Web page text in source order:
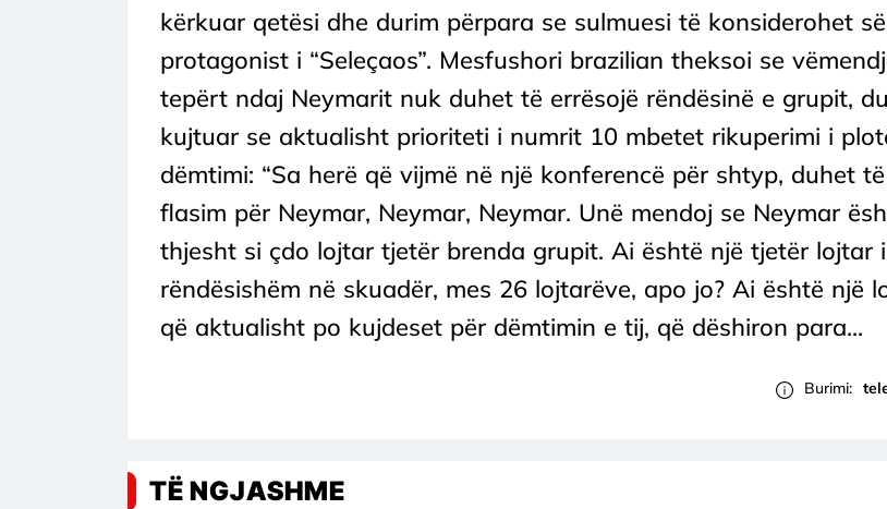
kërkuar qetësi dhe durim përpara se sulmuesi të konsiderohet
protagonist i “Seleçaos”. Mesfushori brazilian theksoi se
tepërt ndaj Neymarit nuk duhet të errësojë rëndësinë e grupit,
kujtuar se aktualisht prioriteti i numrit 10 mbetet rikuperimi i
dëmtimi: “Sa herë që vijmë në një konferencë për shtyp, duhet të
flasim për Neymar, Neymar, Neymar. Unë mendoj se Neymar
thjesht si çdo lojtar tjetër brenda grupit. Ai është një tjetër lojtar i
rëndësishëm në skuadër, mes 26 lojtarëve, apo jo? Ai është një
që aktualisht po kujdeset për dëmtimin e tij, që dëshiron para...
Burimi:
TË NGJASHME